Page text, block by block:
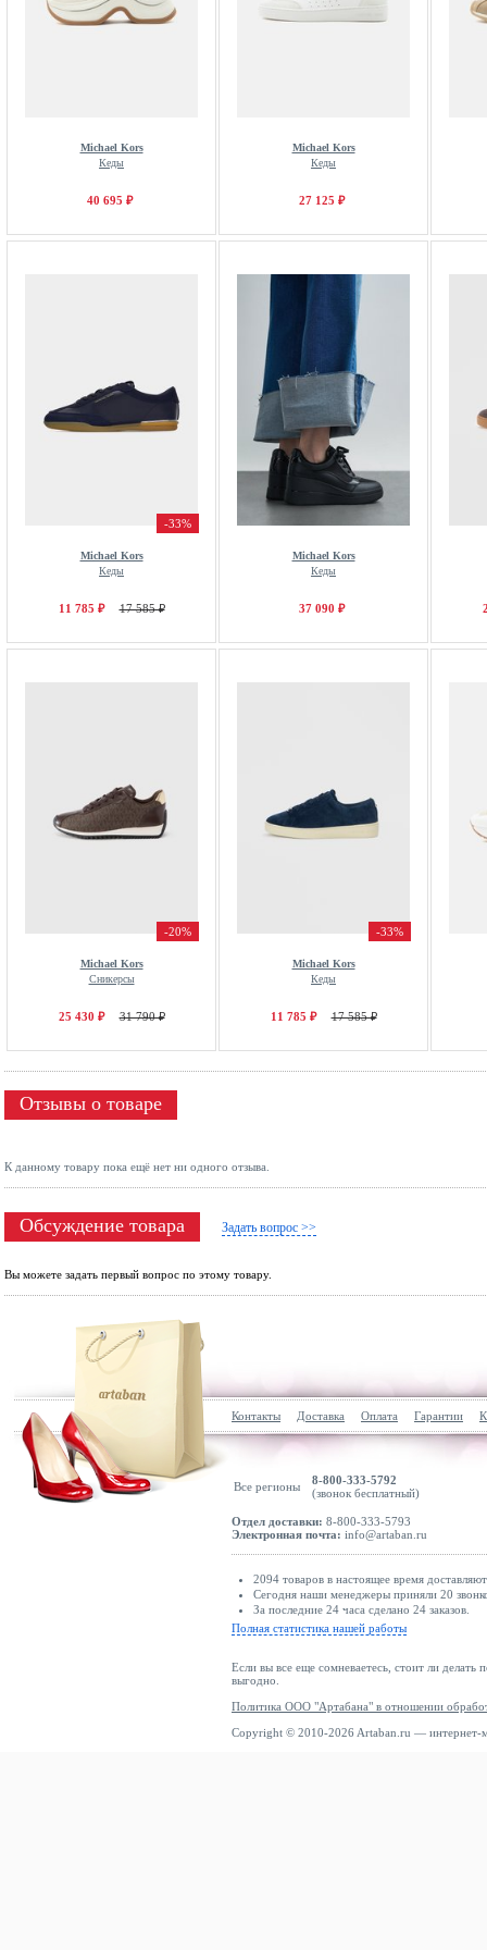
Michael Kors
Кеды
40 695 ₽
Michael Kors
Кеды
27 125 ₽
-33%
Michael Kors
Кеды
11 785 ₽ 17 585 ₽
Michael Kors
Кеды
37 090 ₽
-20%
Michael Kors
Сникерсы
25 430 ₽ 31 790 ₽
-33%
Michael Kors
Кеды
11 785 ₽ 17 585 ₽
Отзывы о товаре
К данному товару пока ещё нет ни одного отзыва.
Обсуждение товара Задать вопрос >>
Вы можете задать первый вопрос по этому товару.
Контакты Доставка Оплата Гарантии
Все регионы
8-800-333-5792
(звонок бесплатный)
Отдел доставки: 8-800-333-5793
Электронная почта: info@artaban.ru
2094 товаров в настоящее время
Сегодня наши менеджеры приняли 20
За последние 24 часа сделано 24 заказов.
Полная статистика нашей работы
Если вы все еще сомневаетесь, стоит ли делать
выгодно.
Политика ООО "Артабана" в отношении
Copyright © 2010-2026 Artaban.ru — интернет-